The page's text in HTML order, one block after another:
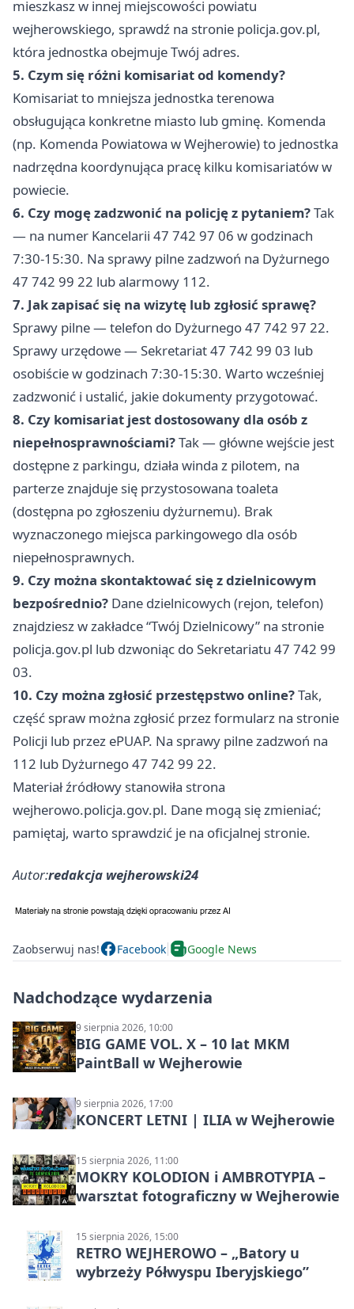
mieszkasz w innej miejscowości powiatu
wejherowskiego, sprawdź na stronie policja.gov.pl,
która jednostka obejmuje Twój adres.
5. Czym się różni komisariat od komendy?
Komisariat to mniejsza jednostka terenowa
obsługująca konkretne miasto lub gminę. Komenda
(np. Komenda Powiatowa w Wejherowie) to jednostka
nadrzędna koordynująca pracę kilku komisariatów w
powiecie.
6. Czy mogę zadzwonić na policję z pytaniem?Tak
— na numer Kancelarii 47 742 97 06 w godzinach
7:30-15:30. Na sprawy pilne zadzwoń na Dyżurnego
47 742 99 22 lub alarmowy 112.
7. Jak zapisać się na wizytę lub zgłosić sprawę?
Sprawy pilne — telefon do Dyżurnego 47 742 97 22.
Sprawy urzędowe — Sekretariat 47 742 99 03 lub
osobiście w godzinach 7:30-15:30. Warto wcześniej
zadzwonić i ustalić, jakie dokumenty przygotować.
8. Czy komisariat jest dostosowany dla osób z
niepełnosprawnościami?Tak — główne wejście jest
dostępne z parkingu, działa winda z pilotem, na
parterze znajduje się przystosowana toaleta
(dostępna po zgłoszeniu dyżurnemu). Brak
wyznaczonego miejsca parkingowego dla osób
niepełnosprawnych.
9. Czy można skontaktować się z dzielnicowym
bezpośrednio? Dane dzielnicowych (rejon, telefon)
znajdziesz w zakładce “Twój Dzielnicowy” na stronie
policja.gov.pl lub dzwoniąc do Sekretariatu 47 742 99
03.
10. Czy można zgłosić przestępstwo online?Tak,
część spraw można zgłosić przez formularz na stronie
Policji lub przez ePUAP. Na sprawy pilne zadzwoń na
112 lub Dyżurnego 47 742 99 22.
Materiał źródłowy stanowiła strona
wejherowo.policja.gov.pl. Dane mogą się zmieniać;
pamiętaj, warto sprawdzić je na oficjalnej stronie.
Autor:redakcja wejherowski24
Zaobserwuj nas! Facebook Google News
Nadchodzące wydarzenia
9 sierpnia 2026, 10:00
BIG GAME VOL. X – 10 lat MKM
PaintBall w Wejherowie
9 sierpnia 2026, 17:00
KONCERT LETNI | ILIA w Wejherowie
15 sierpnia 2026, 11:00
MOKRY KOLODION i AMBROTYPIA –
warsztat fotograficzny w Wejherowie
15 sierpnia 2026, 15:00
RETRO WEJHEROWO – „Batory u
wybrzeży Półwyspu Iberyjskiego”